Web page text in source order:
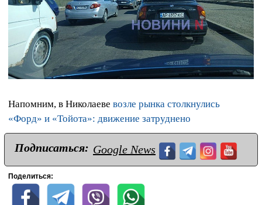
Напомним, в Николаеве возле рынка столкнулись
«Форд» и «Тойота»: движение затруднено
Подписаться: Google News
Поделиться: